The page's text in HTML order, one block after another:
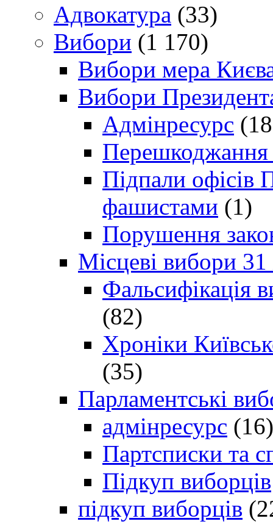
Адвокатура (33)
Вибори (1 170)
Вибори мера
Вибори
Адмінресурс
Перешкоджання
Підпали офісів
фашистами (1)
Порушення
Місцеві вибори
Фальсифікація
(82)
Хроніки
(35)
Парламентські
адмінресурс (16)
Партсписки та
Підкуп виборців
підкуп виборців